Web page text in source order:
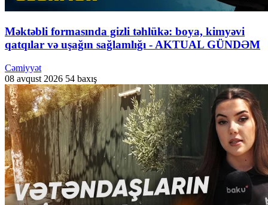
Məktəbli formasında gizli təhlükə: boya, kimyəvi
qatqılar və uşağın sağlamlığı - AKTUAL GÜNDƏM
Cəmiyyət
08 avqust 2026 54 baxış